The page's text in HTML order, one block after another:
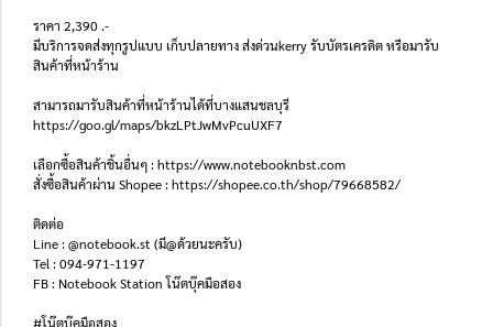
ราคา 2,390 .-
มีบริการจดส่งทุกรูปแบบ เก็บปลายทาง ส่งด่วนkerry รับบัตรเครดิต หรือมารับ
สินค้าที่หน้าร้าน
สามารถมารับสินค้าที่หน้าร้านได้ที่บางแสนชลบุรี
https://goo.gl/maps/bkzLPtJwMvPcuUXF7
เลือกซื้อสินค้าชิ้นอื่นๆ : https://www.notebooknbst.com
สั่งซื้อสินค้าผ่าน Shopee : https://shopee.co.th/shop/79668582/
ติดต่อ
Line : @notebook.st (มี@ด้วยนะครับ)
Tel : 094-971-1197
FB : Notebook Station โน๊ตบุ๊คมือสอง
#โน๊ตบุ๊คมือสอง